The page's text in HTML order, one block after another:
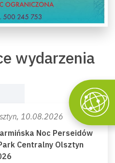
wydarzenia
10.08.2026
Noc Perseidów
Centralny Olsztyn